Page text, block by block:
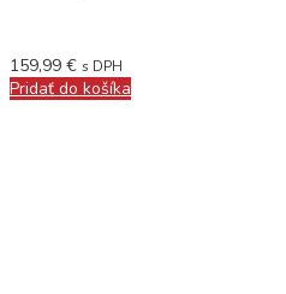
159,99 € s DPH
Pridať do košíka